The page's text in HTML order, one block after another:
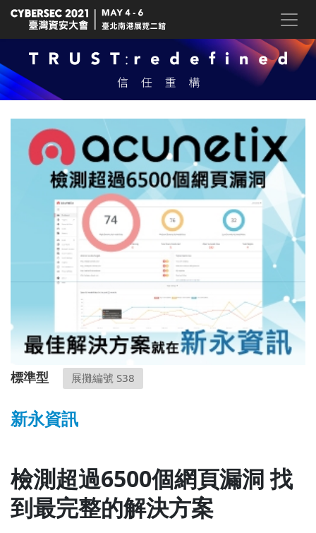
標準型 展攤編號 S38
新永資訊
檢測超過6500個網頁漏洞 找
到最完整的解決方案